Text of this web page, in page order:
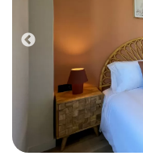
Previous